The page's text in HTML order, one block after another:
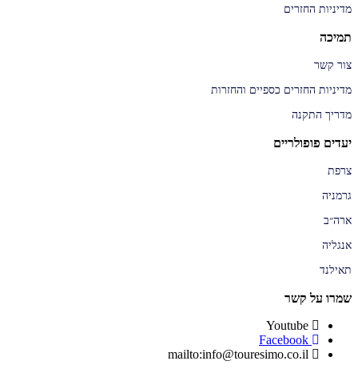
מדיניות החזרים
תמיכה
צור קשר
מדיניות החזרים כספיים והחזרות
מדריך התקנה
יעדים פופולריים
צרפת
גרמניה
ארה״ב
אנגליה
תאילנד
שמרו על קשר
Youtube
Facebook
mailto:info@touresimo.co.il